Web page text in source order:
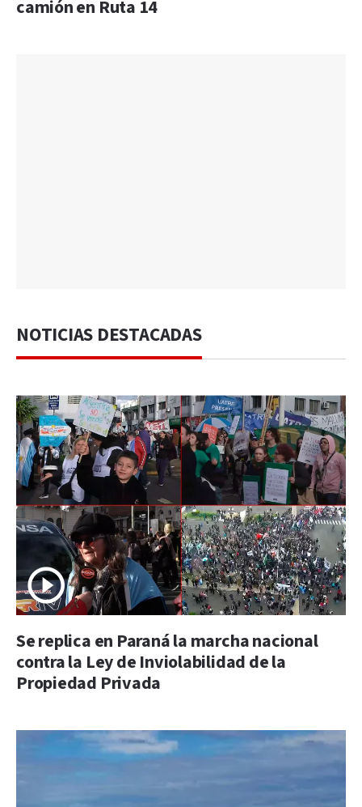
camión en Ruta 14
NOTICIAS DESTACADAS
Se replica en Paraná la marcha nacional
contra la Ley de Inviolabilidad de la
Propiedad Privada